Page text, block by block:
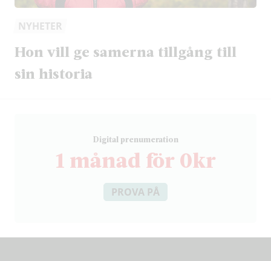
NYHETER
Hon vill ge samerna tillgång till
sin historia
Digital prenumeration
1 månad för 0kr
PROVA PÅ